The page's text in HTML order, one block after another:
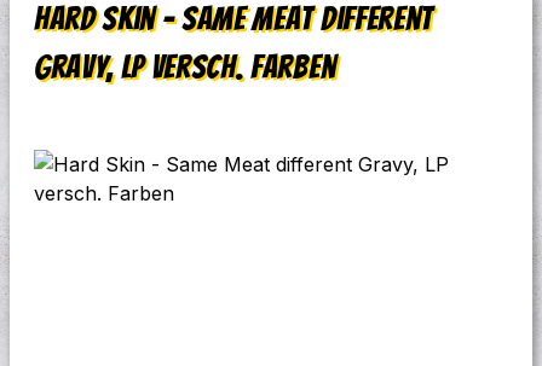
Hard Skin - Same Meat different
Gravy, LP versch. Farben
Bildergalerie überspringen